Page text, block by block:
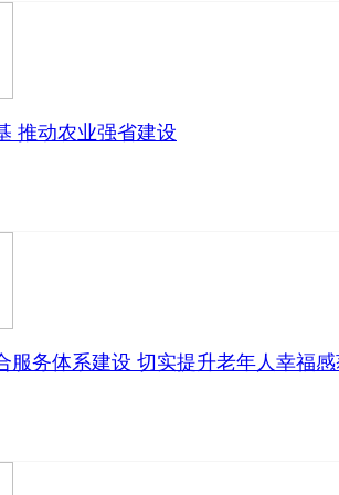
推动农业强省建设
服务体系建设 切实提升老年人幸福